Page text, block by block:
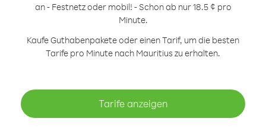
an - Festnetz oder mobil! - Schon ab nur 18.5 ¢ pro
Minute.
Kaufe Guthabenpakete oder einen Tarif, um die besten
Tarife pro Minute nach Mauritius zu erhalten.
Tarife anzeigen